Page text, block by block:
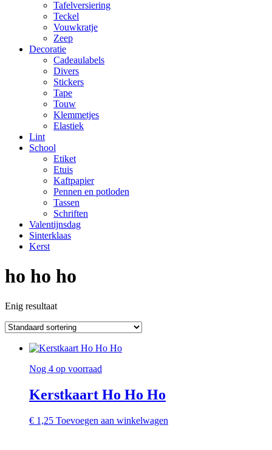
Tafelversiering
Teckel
Vouwkratje
Zeep
Decoratie
Cadeaulabels
Divers
Stickers
Tape
Touw
Klemmetjes
Elastiek
Lint
School
Etiket
Etuis
Kaftpapier
Pennen en potloden
Tassen
Schriften
Valentijnsdag
Sinterklaas
Kerst
ho ho ho
Enig resultaat
Nog 4 op voorraad
Kerstkaart Ho Ho Ho
€ 1,25 Toevoegen aan winkelwagen